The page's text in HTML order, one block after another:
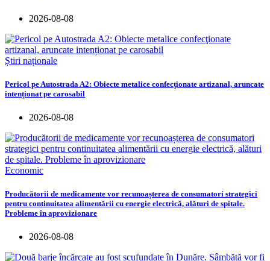
2026-08-08
Știri naționale
Pericol pe Autostrada A2: Obiecte metalice confecţionate artizanal, aruncate
intenționat pe carosabil
2026-08-08
Economic
Producătorii de medicamente vor recunoașterea de consumatori strategici
pentru continuitatea alimentării cu energie electrică, alături de spitale.
Probleme în aprovizionare
2026-08-08